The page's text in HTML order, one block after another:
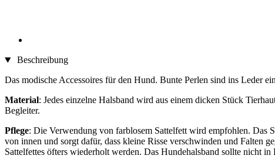
Beschreibung
Das modische Accessoires für den Hund. Bunte Perlen sind ins Leder
Material: Jedes einzelne Halsband wird aus einem dicken Stück
Begleiter.
Pflege: Die Verwendung von farblosem Sattelfett wird empfohlen. Das
von innen und sorgt dafür, dass kleine Risse verschwinden und Falten
Sattelfettes öfters wiederholt werden. Das Hundehalsband sollte nicht